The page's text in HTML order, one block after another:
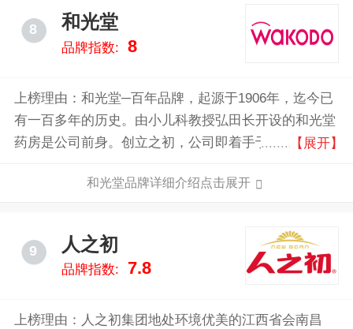
纽迪希亚成为跨国企业达能集团的一员，从而拓展并加
强了达能集团致力于"通过食品，为更多人带来健康"的
使命。作为先进医学营养领域的先驱，如今，纽迪希亚
人员和护理人员合作，通过医学营养支持，帮助患者加
快康复进程、提高自理能力，并改善他们的生活质量。
2011年，纽迪希亚全球拥有超过4500名员工，覆盖55
8 和光堂
品牌指数: 8
上榜理由：和光堂─百年品牌，起源于1906年，迄今已
有一百多年的历史。由小儿科教授弘田长开设的和光堂
药房是公司前身。创立之初，公司即着手于婴幼儿保健
远的婴幼儿品质。全系列婴幼儿产品，包含奶粉、辅食
消费者的喜爱。
【展开】
和光堂品牌详细介绍点击展开
9 人之初
品牌指数: 7.8
上榜理由：人之初集团地处环境优美的江西省会南昌